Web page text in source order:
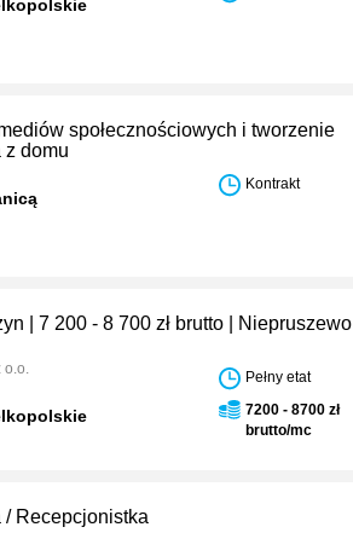
społecznościowych i tworzenie
domu
Kontrakt
| 7 200 - 8 700 zł brutto | Niepruszewo
o.o.
Pełny etat
7200 - 8700 zł
brutto/mc
/ Recepcjonistka